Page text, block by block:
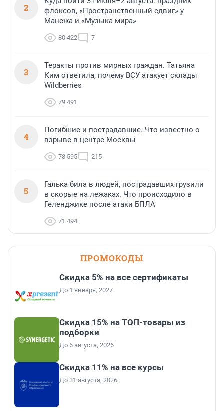
2
флоксов, «Пространственный сдвиг» у
Манежа и «Музыка мира»
80 422 7
3
Теракты против мирных граждан. Татьяна
Ким ответила, почему ВСУ атакует склады
Wildberries
79 491
4
Погибшие и пострадавшие. Что известно о
взрыве в центре Москвы
78 595 215
5
Галька била в людей, пострадавших грузили
в скорые на лежаках. Что происходило в
Геленджике после атаки БПЛА
71 494
ПРОМОКОДЫ
Скидка 5% на все сертификаты
До 1 января, 2027
Скидка 15% на ТОП-товары из
подборки
До 6 августа, 2026
Скидка 11% на все курсы
До 31 августа, 2026